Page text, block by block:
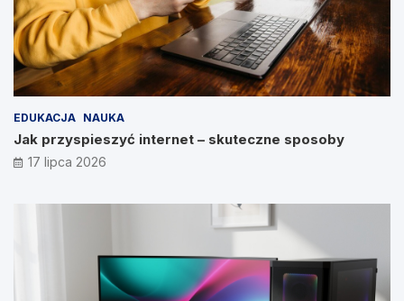
EDUKACJA NAUKA
Jak przyspieszyć internet – skuteczne sposoby
17 lipca 2026